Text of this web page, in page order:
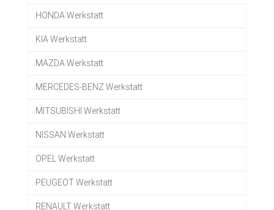
HONDA Werkstatt
KIA Werkstatt
MAZDA Werkstatt
MERCEDES-BENZ Werkstatt
MITSUBISHI Werkstatt
NISSAN Werkstatt
OPEL Werkstatt
PEUGEOT Werkstatt
RENAULT Werkstatt